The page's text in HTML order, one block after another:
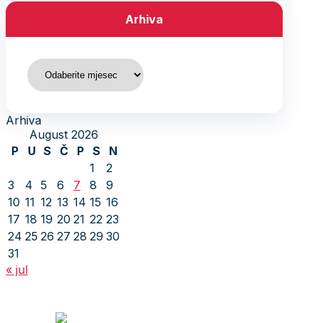
Arhiva
Arhiva
Arhiva
August 2026
P
U S Č P S
N
1
2
3
4 5 6 7 8
9
10 11 12 13 14 15 16
17 18 19 20 21 22 23
24 25 26 27 28 29 30
31
« jul